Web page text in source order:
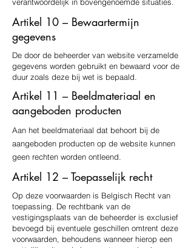
Artikel 10 – Bewaartermijn
gegevens
De door de beheerder van website verzamelde
gegevens worden gebruikt en bewaard voor de
duur zoals deze bij wet is bepaald.
Artikel 11 – Beeldmateriaal en
aangeboden producten
Aan het beeldmateriaal dat behoort bij de
aangeboden producten op de website kunnen
geen rechten worden ontleend.
Artikel 12 – Toepasselijk recht
Op deze voorwaarden is Belgisch Recht van
toepassing. De rechtbank van de
vestigingsplaats van de beheerder is exclusief
bevoegd bij eventuele geschillen omtrent deze
voorwaarden, behoudens wanneer hierop een